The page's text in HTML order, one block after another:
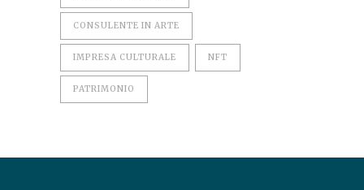
CONSULENTE IN ARTE
IMPRESA CULTURALE NFT
PATRIMONIO